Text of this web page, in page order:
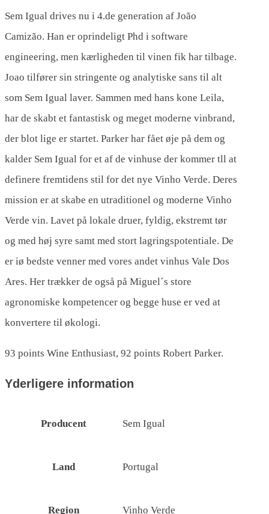
Sem Igual drives nu i 4.de generation af João
Camizão. Han er oprindeligt Phd i software
engineering, men kærligheden til vinen fik har tilbage.
Joao tilfører sin stringente og analytiske sans til alt
som Sem Igual laver. Sammen med hans kone Leila,
har de skabt et fantastisk og meget moderne vinbrand,
der blot lige er startet. Parker har fået øje på dem og
kalder Sem Igual for et af de vinhuse der kommer tll at
definere fremtidens stil for det nye Vinho Verde. Deres
mission er at skabe en utraditionel og moderne Vinho
Verde vin. Lavet på lokale druer, fyldig, ekstremt tør
og med høj syre samt med stort lagringspotentiale. De
er iø bedste venner med vores andet vinhus Vale Dos
Ares. Her trækker de også på Miguel´s store
agronomiske kompetencer og begge huse er ved at
konvertere til økologi.
93 points Wine Enthusiast, 92 points Robert Parker.
Yderligere information
Producent Sem Igual
Land Portugal
Region Vinho Verde